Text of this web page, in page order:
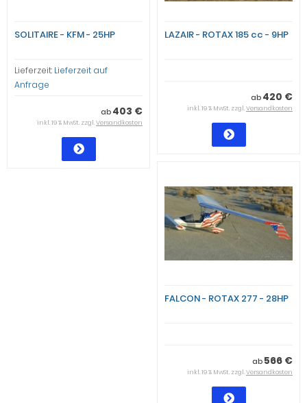
SOLITAIRE - KFM - 25HP
Lieferzeit: Lieferzeit auf
Anfrage
ab 403 €
inkl. 19 % MwSt. zzgl.Versandkosten
LAZAIR - ROTAX 185 cc - 9HP
ab 420 €
inkl. 19 % MwSt. zzgl.Versandkosten
FALCON - ROTAX 277 - 28HP
ab 566 €
inkl. 19 % MwSt. zzgl.Versandkosten